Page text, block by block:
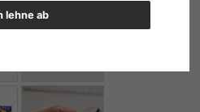
lehne ab